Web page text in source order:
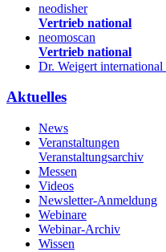
neodisher
Vertrieb national
neomoscan
Vertrieb national
Dr. Weigert international
Aktuelles
News
Veranstaltungen
Veranstaltungsarchiv
Messen
Videos
Newsletter-Anmeldung
Webinare
Webinar-Archiv
Wissen